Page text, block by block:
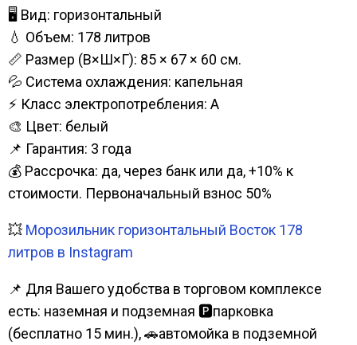
🖥 Вид: горизонтальный
💧 Объем: 178 литров
📏 Размер (В×Ш×Г): 85 × 67 × 60 см.
💦 Система охлаждения: капельная
⚡ Класс электропотребления: А
🎨 Цвет: белый
📌 Гарантия: 3 года
💰 Рассрочка: да, через банк или да, +10% к
стоимости. Первоначальный взнос 50%
💥 Морозильник горизонтальный Восток 178
литров в Instagram
📌 Для Вашего удобства в торговом комплексе
есть: наземная и подземная 🅿парковка
(бесплатно 15 мин.), 🚗автомойка в подземной